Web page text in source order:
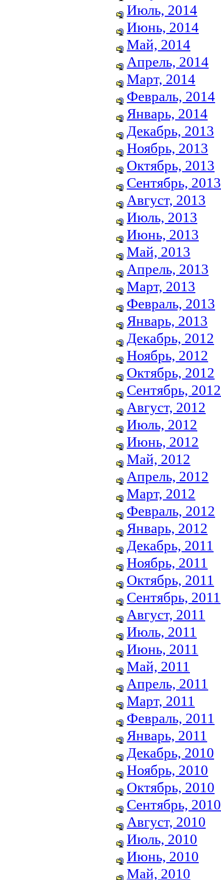
Июль, 2014
Июнь, 2014
Май, 2014
Апрель, 2014
Март, 2014
Февраль, 2014
Январь, 2014
Декабрь, 2013
Ноябрь, 2013
Октябрь, 2013
Сентябрь, 2013
Август, 2013
Июль, 2013
Июнь, 2013
Май, 2013
Апрель, 2013
Март, 2013
Февраль, 2013
Январь, 2013
Декабрь, 2012
Ноябрь, 2012
Октябрь, 2012
Сентябрь, 2012
Август, 2012
Июль, 2012
Июнь, 2012
Май, 2012
Апрель, 2012
Март, 2012
Февраль, 2012
Январь, 2012
Декабрь, 2011
Ноябрь, 2011
Октябрь, 2011
Сентябрь, 2011
Август, 2011
Июль, 2011
Июнь, 2011
Май, 2011
Апрель, 2011
Март, 2011
Февраль, 2011
Январь, 2011
Декабрь, 2010
Ноябрь, 2010
Октябрь, 2010
Сентябрь, 2010
Август, 2010
Июль, 2010
Июнь, 2010
Май, 2010